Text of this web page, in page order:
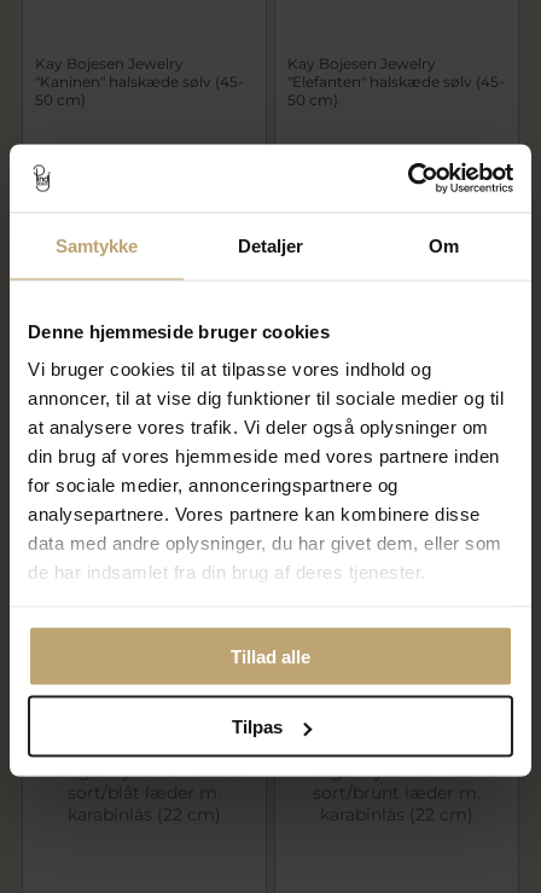
Samtykke Detaljer Om
Denne hjemmeside bruger cookies
Vi bruger cookies til at tilpasse vores indhold og
annoncer, til at vise dig funktioner til sociale medier og til
at analysere vores trafik. Vi deler også oplysninger om
din brug af vores hjemmeside med vores partnere inden
for sociale medier, annonceringspartnere og
analysepartnere. Vores partnere kan kombinere disse
data med andre oplysninger, du har givet dem, eller som
de har indsamlet fra din brug af deres tjenester.
Tillad alle
Tilpas
Kay Bojesen Jewelry
"Kaninen" halskæde sølv (45-
50 cm)
999,00 kr
Kay Bojesen Jewelry
"Elefanten" halskæde sølv (45-
50 cm)
999,00 kr
Kay Bojesen Jewelry "Aben"
halskæde sølv (45-50 cm)
999,00 kr
Kay Bojesen Jewelry "Aben"
halskæde forgyldt sølv (45-50
1.099,00 kr
SALE SALE